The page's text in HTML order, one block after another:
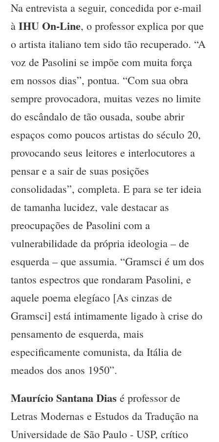
Na entrevista a seguir, concedida por e-mail
àIHU On-Line, o professor explica por que
o artista italiano tem sido tão recuperado. “A
voz de Pasolini se impõe com muita força
em nossos dias”, pontua. “Com sua obra
sempre provocadora, muitas vezes no limite
do escândalo de tão ousada, soube abrir
espaços como poucos artistas do século 20,
provocando seus leitores e interlocutores a
pensar e a sair de suas posições
consolidadas”, completa. E para se ter ideia
de tamanha lucidez, vale destacar as
preocupações de Pasolini com a
vulnerabilidade da própria ideologia – de
esquerda – que assumia. “Gramsci é um dos
tantos espectros que rondaram Pasolini, e
aquele poema elegíaco [As cinzas de
Gramsci] está intimamente ligado à crise do
pensamento de esquerda, mais
especificamente comunista, da Itália de
meados dos anos 1950”.
Maurício Santana Dias é professor de
Letras Modernas e Estudos da Tradução na
Universidade de São Paulo - USP, crítico